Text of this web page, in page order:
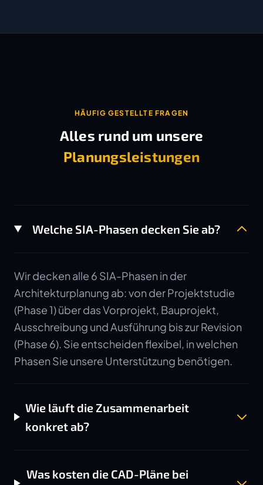
HÄUFIG GESTELLTE FRAGEN
Alles rund um unsere
Planungsleistungen
Welche SIA-Phasen decken Sie ab?
Wir decken alle 6 SIA-Phasen in der
Architekturplanung ab: von der Projektstudie
(Phase 1) über das Vorprojekt, Bauprojekt,
Ausschreibung und Ausführung bis zur Revision
(Phase 6). Sie entscheiden flexibel, in welchen
Phasen Sie unsere Unterstützung benötigen.
Wie läuft die Zusammenarbeit
konkret ab?
Was kosten die CAD-Pläne bei